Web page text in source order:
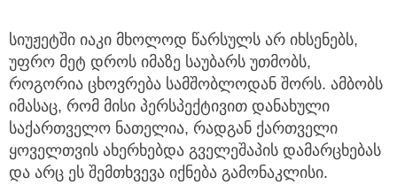
სიუჟეტში იაკი მხოლოდ წარსულს არ იხსენებს,
უფრო მეტ დროს იმაზე საუბარს უთმობს,
როგორია ცხოვრება სამშობლოდან შორს. ამბობს
იმასაც, რომ მისი პერსპექტივით დანახული
საქართველო ნათელია, რადგან ქართველი
ყოველთვის ახერხებდა გველეშაპის დამარცხებას
და არც ეს შემთხვევა იქნება გამონაკლისი.